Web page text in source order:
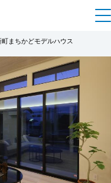
町まちかどモデルハウス
択
ウス見学会
術をご体感くだ